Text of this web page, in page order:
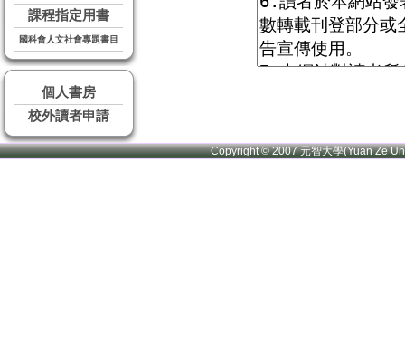
課程指定用書
國科會人文社會專題書目
個人書房
校外讀者申請
Copyright © 2007 元智大學(Yuan Ze